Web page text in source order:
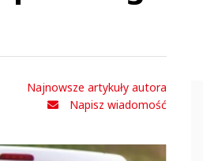
Najnowsze artykuły autora
Napisz wiadomość